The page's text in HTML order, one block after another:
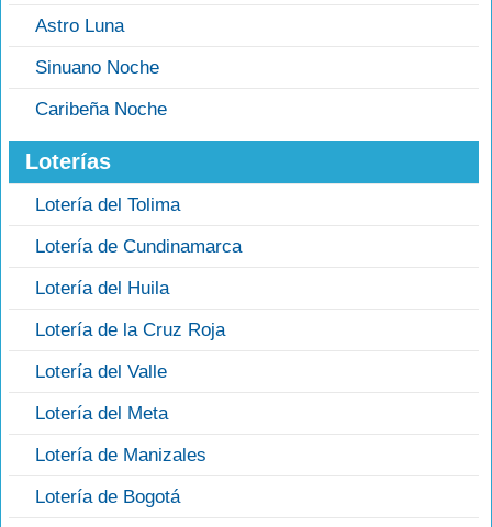
Astro Luna
Sinuano Noche
Caribeña Noche
Loterías
Lotería del Tolima
Lotería de Cundinamarca
Lotería del Huila
Lotería de la Cruz Roja
Lotería del Valle
Lotería del Meta
Lotería de Manizales
Lotería de Bogotá